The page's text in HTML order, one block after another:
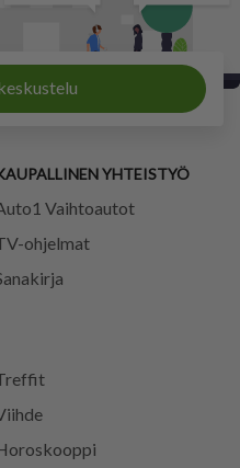
YHTEISTYÖ
Vaihtoautot
ohjelmat